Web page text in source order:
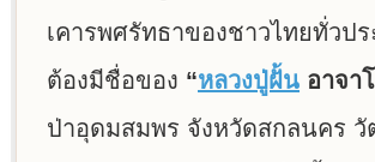
เคารพศรัทธาของชาวไทยทั่วป
ต้องมีชื่อของ “หลวงปู่ฝั้น อาจา
ป่าอุดมสมพร จังหวัดสกลนคร วั